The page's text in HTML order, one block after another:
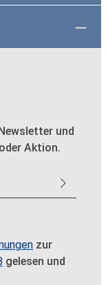
und
Aktion.
zur
gelesen und